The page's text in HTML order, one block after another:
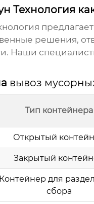
Технология
решения,
Наши
вывоз
Тип контейнера
Открытый
Закрытый
Контейнер для
сбора